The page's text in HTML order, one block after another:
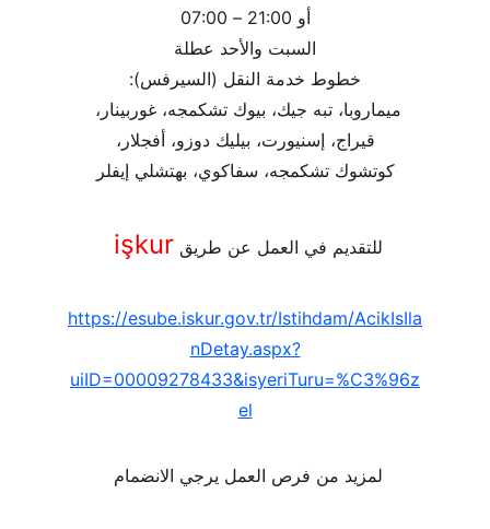
أو 21:00 – 07:00
السبت والأحد عطلة
خطوط خدمة النقل (السيرفس):
ميماروبا، تبه جيك، بيوك تشكمجه، غوربينار،
قيراج، إسنيورت، بيليك دوزو، أفجلار،
كوتشوك تشكمجه، سفاكوي، بهتشلي إيفلر
للتقديم في العمل عن طريق işkur
https://esube.iskur.gov.tr/Istihdam/AcikIsIla
nDetay.aspx?
uiID=00009278433&isyeriTuru=%C3%96z
el
لمزيد من فرص العمل يرجي الانضمام